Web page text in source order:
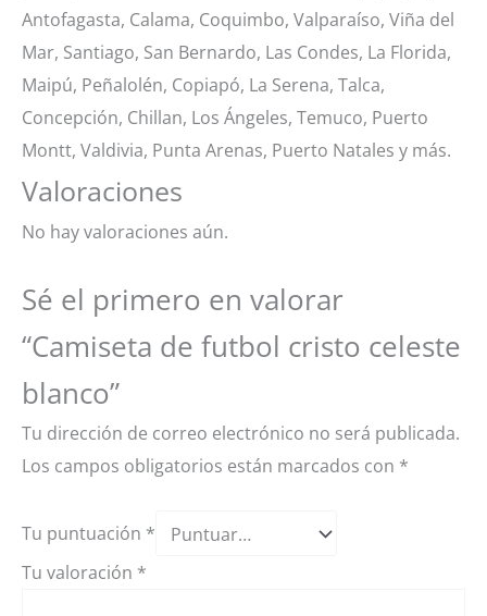
Antofagasta, Calama, Coquimbo, Valparaíso, Viña del
Mar, Santiago, San Bernardo, Las Condes, La Florida,
Maipú, Peñalolén, Copiapó, La Serena, Talca,
Concepción, Chillan, Los Ángeles, Temuco, Puerto
Montt, Valdivia, Punta Arenas, Puerto Natales y más.
Valoraciones
No hay valoraciones aún.
Sé el primero en valorar
“Camiseta de futbol cristo celeste
blanco”
Tu dirección de correo electrónico no será publicada.
Los campos obligatorios están marcados con *
Tu puntuación *
Tu valoración *